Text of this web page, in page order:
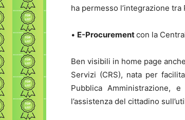
ha permesso l’integrazione
• E-Procurementcon la
Ben visibili in home page
Servizi (CRS), nata per
Pubblica Amministrazione,
l’assistenza del cittadino